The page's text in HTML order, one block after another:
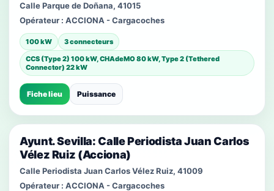
Calle Parque de Doñana, 41015
Opérateur : ACCIONA - Cargacoches
100 kW
3 connecteurs
CCS (Type 2) 100 kW, CHAdeMO 80 kW, Type 2 (Tethered
Connector) 22 kW
Fiche lieu Puissance
Ayunt. Sevilla: Calle Periodista Juan Carlos
Vélez Ruiz (Acciona)
Calle Periodista Juan Carlos Vélez Ruiz, 41009
Opérateur : ACCIONA - Cargacoches